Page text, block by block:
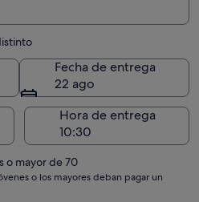
Fecha de entrega
22 ago
Hora de entrega
o mayor de 70
o los mayores deban pagar un